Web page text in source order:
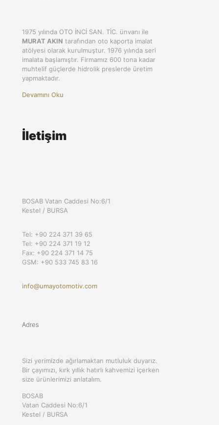
1975 yılında OTO İNCİ SAN. TİC. ünvanı ile
MURAT AKIN tarafından oto kaporta imalat
atölyesi olarak kurulmuştur. 1976 yılında seri
imalata başlamıştır. Firmamız 600 tona kadar
muhtelif güçlerde hidrolik preslerde üretim
yapmaktadır.
Devamını Oku
İletişim
BOSAB Vatan Caddesi No:6/1
Kestel / BURSA
Tel: +90 224 371 39 65
Tel: +90 224 371 19 12
Fax: +90 224 371 14 75
GSM: +90 533 745 83 16
info@umayotomotiv.com
Adres
Sizi yerimizde ağırlamaktan mutluluk duyarız.
Bir çayımızı, kırk yıllık hatırlı kahvemizi içerken
size ürünlerimizi anlatalım.
BOSAB
Vatan Caddesi No:6/1
Kestel / BURSA